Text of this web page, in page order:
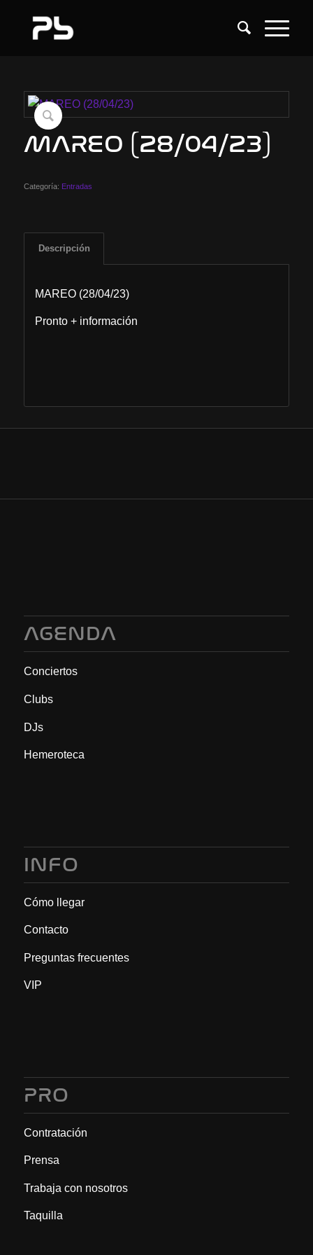
MAREO (28/04/23)
Categoría: Entradas
Descripción
MAREO (28/04/23)
Pronto + información
AGENDA
Conciertos
Clubs
DJs
Hemeroteca
INFO
Cómo llegar
Contacto
Preguntas frecuentes
VIP
PRO
Contratación
Prensa
Trabaja con nosotros
Taquilla